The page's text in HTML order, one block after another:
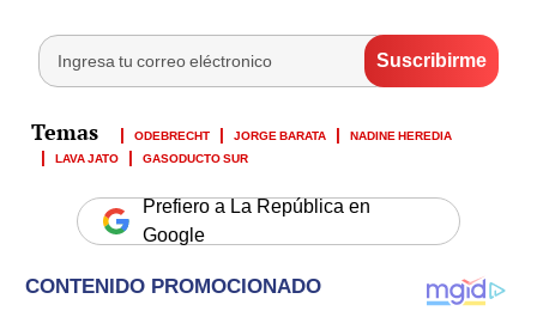
ODEBRECHT JORGE BARATA
NADINE HEREDIA
LAVA JATO
GASODUCTO SUR
Prefiero a La República en
Google